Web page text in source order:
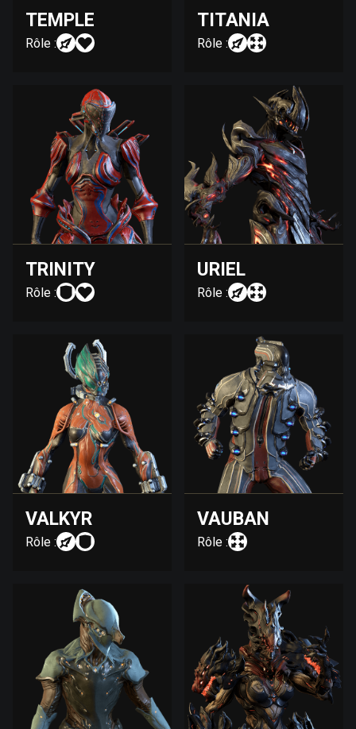
TEMPLE
Rôle :
TITANIA
Rôle :
TRINITY
Rôle :
URIEL
Rôle :
VALKYR
Rôle :
VAUBAN
Rôle :